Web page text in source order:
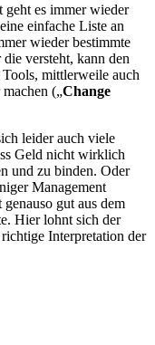
es immer wieder
einfache Liste an
wieder bestimmte
versteht, kann den
mittlerweile auch
(„Change
leider auch viele
Geld nicht wirklich
und zu binden. Oder
Management
gut aus dem
Hier lohnt sich der
Interpretation der